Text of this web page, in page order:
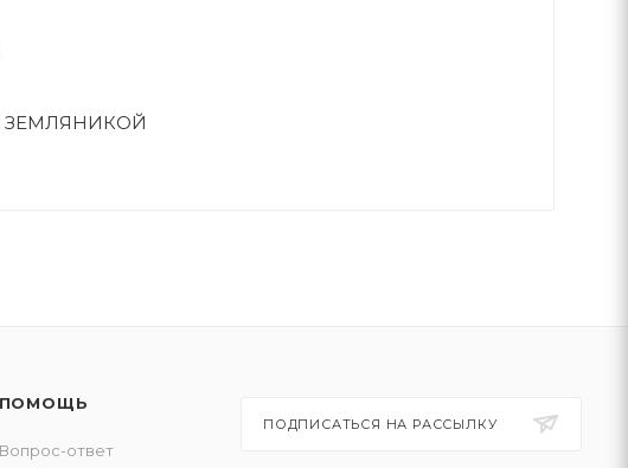
ЗЕМЛЯНИКОЙ
ПОМОЩЬ
Вопрос-ответ
ПОДПИСАТЬСЯ НА РАССЫЛКУ